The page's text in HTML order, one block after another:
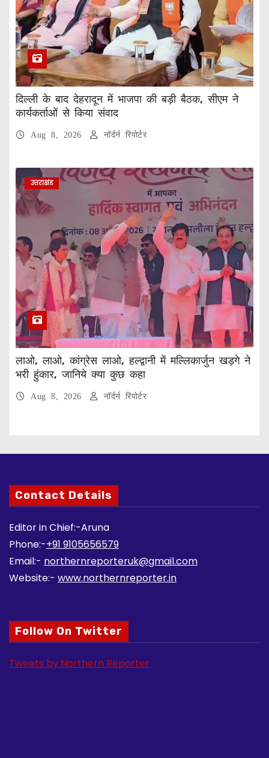
दिल्ली के बाद देहरादून में भाजपा की बड़ी बैठक, सीएम ने
कार्यकर्ताओं से किया संवाद
Aug 8, 2026 नॉर्दर्न रिपोर्टर
उत्तराखंड
लाओ, लाओ, कांग्रेस लाओ, हल्द्वानी में मल्लिकार्जुन खड़गे ने
भरी हुंकार, जानिये क्या कुछ कहा
Aug 8, 2026 नॉर्दर्न रिपोर्टर
Contact Details
Editor in Chief:-Aruna
Phone:-+91 9105656579
Email:- northernreporteruk@gmail.com
Website:- www.northernreporter.in
Follow On Twitter
Tweets by Northern Reporter